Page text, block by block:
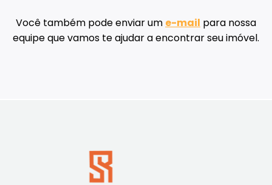
Você também pode enviar um e-mail para nossa
equipe que vamos te ajudar a encontrar seu imóvel.